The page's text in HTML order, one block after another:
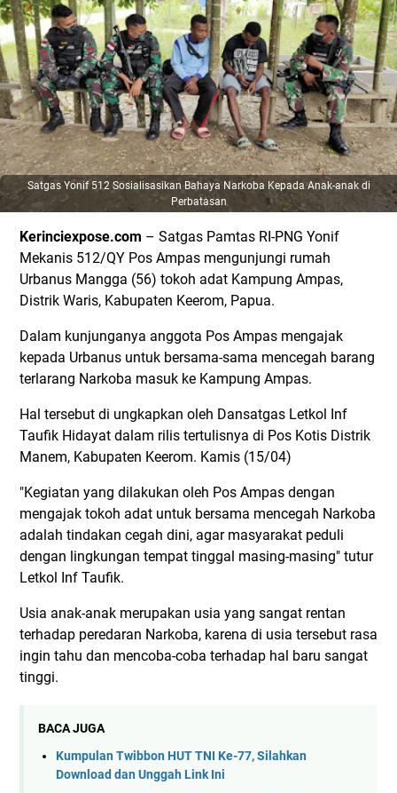
Satgas Yonif 512 Sosialisasikan Bahaya Narkoba Kepada Anak-anak di
Perbatasan
Kerinciexpose.com – Satgas Pamtas RI-PNG Yonif
Mekanis 512/QY Pos Ampas mengunjungi rumah
Urbanus Mangga (56) tokoh adat Kampung Ampas,
Distrik Waris, Kabupaten Keerom, Papua.
Dalam kunjunganya anggota Pos Ampas mengajak
kepada Urbanus untuk bersama-sama mencegah barang
terlarang Narkoba masuk ke Kampung Ampas.
Hal tersebut di ungkapkan oleh Dansatgas Letkol Inf
Taufik Hidayat dalam rilis tertulisnya di Pos Kotis Distrik
Manem, Kabupaten Keerom. Kamis (15/04)
"Kegiatan yang dilakukan oleh Pos Ampas dengan
mengajak tokoh adat untuk bersama mencegah Narkoba
adalah tindakan cegah dini, agar masyarakat peduli
dengan lingkungan tempat tinggal masing-masing" tutur
Letkol Inf Taufik.
Usia anak-anak merupakan usia yang sangat rentan
terhadap peredaran Narkoba, karena di usia tersebut rasa
ingin tahu dan mencoba-coba terhadap hal baru sangat
tinggi.
BACA JUGA
Kumpulan Twibbon HUT TNI Ke-77, Silahkan
Download dan Unggah Link Ini